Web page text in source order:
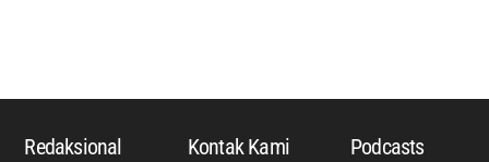
Redaksional Kontak Kami Podcasts